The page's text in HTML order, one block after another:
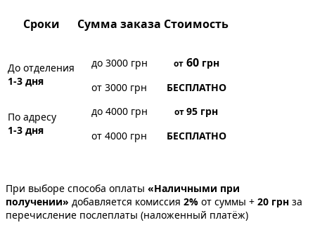
Сроки Сумма заказа Стоимость
До отделения
1-3 дня
до 3000 грн от60грн
от 3000 грн
БЕСПЛАТНО
По адресу
1-3 дня
до 4000 грн от95 грн
от 4000 грн
БЕСПЛАТНО
При выборе способа оплаты «Наличными при
получении» добавляется комиссия 2% от суммы + 20 грн за
перечисление послеплаты (наложенный платёж)